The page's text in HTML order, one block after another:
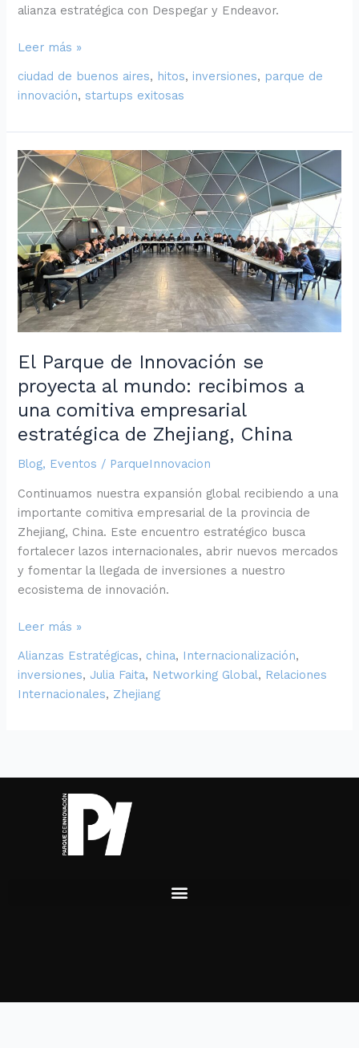
alianza estratégica con Despegar y Endeavor.
Leer más »
ciudad de buenos aires, hitos,inversiones, parque de
innovación,startups exitosas
El Parque de Innovación se
proyecta al mundo: recibimos a
una comitiva empresarial
estratégica de Zhejiang, China
Blog, Eventos / ParqueInnovacion
Continuamos nuestra expansión global recibiendo a una
importante comitiva empresarial de la provincia de
Zhejiang, China. Este encuentro estratégico busca
fortalecer lazos internacionales, abrir nuevos mercados
y fomentar la llegada de inversiones a nuestro
ecosistema de innovación.
El
Parque
de
Innovación
se
proyecta
al
mundo:
recibimos
a
una
comitiva
empresarial
estratégica
de
China
Leer más »
Alianzas Estratégicas, china, Internacionalización,
inversiones, Julia Faita, Networking Global, Relaciones
Internacionales, Zhejiang